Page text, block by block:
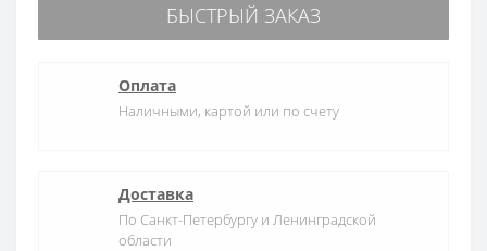
БЫСТРЫЙ ЗАКАЗ
Оплата
Наличными, картой или по счету
Доставка
По Санкт-Петербургу и Ленинградской
области